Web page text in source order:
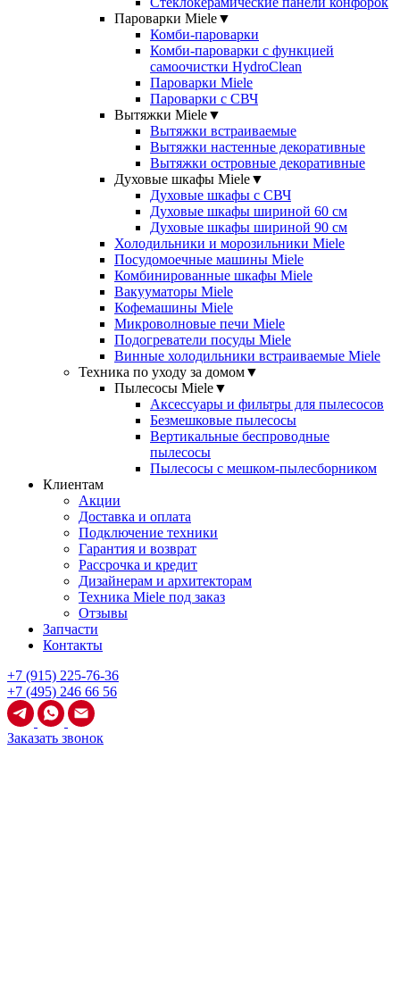
Пароварки Miele▼
Комби-пароварки
Комби-пароварки с функцией
самоочистки HydroClean
Пароварки Miele
Пароварки с СВЧ
Вытяжки Miele▼
Вытяжки встраиваемые
Вытяжки настенные декоративные
Вытяжки островные декоративные
Духовые шкафы Miele▼
Духовые шкафы с СВЧ
Духовые шкафы шириной 60 см
Духовые шкафы шириной 90 см
Холодильники и морозильники Miele
Посудомоечные машины Miele
Комбинированные шкафы Miele
Вакууматоры Miele
Кофемашины Miele
Микроволновые печи Miele
Подогреватели посуды Miele
Винные холодильники встраиваемые Miele
Техника по уходу за домом▼
Пылесосы Miele▼
Аксессуары и фильтры для пылесосов
Безмешковые пылесосы
Вертикальные беспроводные
пылесосы
Пылесосы с мешком-пылесборником
Клиентам
Акции
Доставка и оплата
Подключение техники
Гарантия и возврат
Рассрочка и кредит
Дизайнерам и архитекторам
Техника Miele под заказ
Отзывы
Запчасти
Контакты
+7 (915) 225-76-36
+7 (495) 246 66 56
Заказать звонок